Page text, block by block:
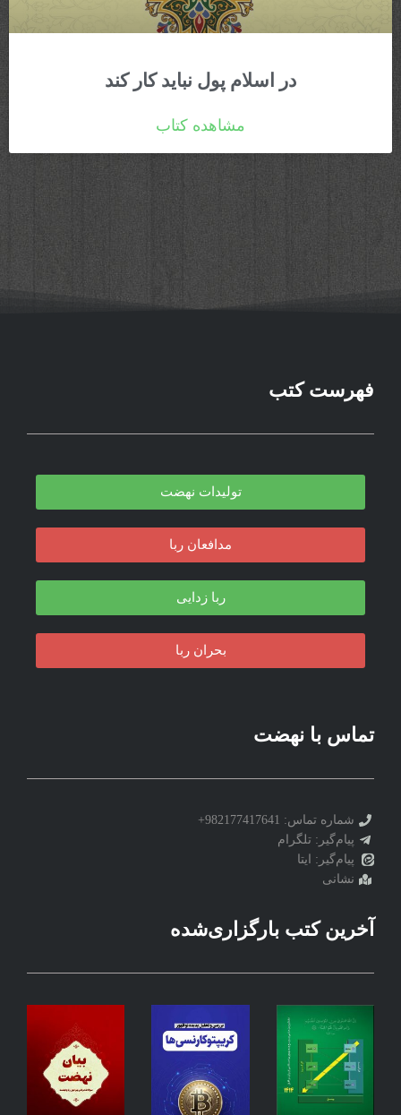
در اسلام پول نباید کار کند
مشاهده کتاب
فهرست کتب
تولیدات نهضت
مدافعان ربا
ربا زدایی
بحران ربا
تماس با نهضت
شماره تماس: 982177417641+
پیام‌گیر: تلگرام
پیام‌گیر: ایتا
نشانی
آخرین کتب بارگزاری‌شده